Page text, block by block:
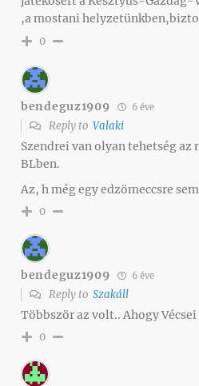
,a mostani
0
bendeguz1909 6 éve
Reply to Valaki
Szendrei van olyan tehetség az
BLben.
Az, h még egy edzömeccsre
0
bendeguz1909 6 éve
Reply to Szakáll
Többször az volt.. Ahogy Vécsei
0